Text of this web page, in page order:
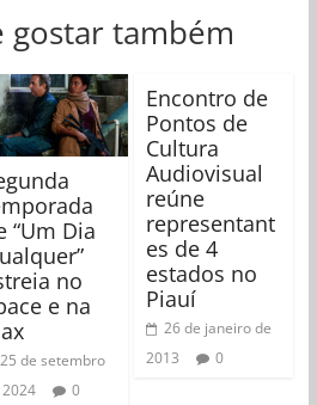
gostar também
“Um Dia
no
e na
25 de setembro
0
Encontro de
Pontos de
Cultura
Audiovisual
reúne
representant
es de 4
estados no
Piauí
26 de janeiro de
2013
0